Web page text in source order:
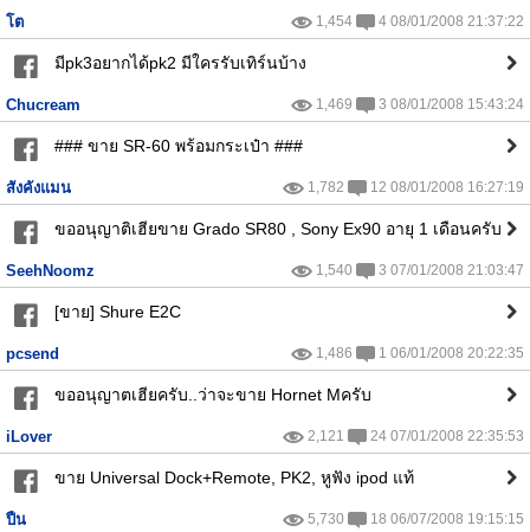
โต 1,454 4 08/01/2008 21:37:22
มีpk3อยากได้pk2 มีใครรับเทิร์นบ้าง
Chucream 1,469 3 08/01/2008 15:43:24
### ขาย SR-60 พร้อมกระเป๋า ###
สังคังแมน 1,782 12 08/01/2008 16:27:19
ขออนุญาติเฮียขาย Grado SR80 , Sony Ex90 อายุ 1 เดือนครับ
SeehNoomz 1,540 3 07/01/2008 21:03:47
[ขาย] Shure E2C
pcsend 1,486 1 06/01/2008 20:22:35
ขออนุญาตเฮียครับ..ว่าจะขาย Hornet Mครับ
iLover 2,121 24 07/01/2008 22:35:53
ขาย Universal Dock+Remote, PK2, หูฟัง ipod แท้
ปืน 5,730 18 06/07/2008 19:15:15